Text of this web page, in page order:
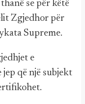
se për këtë
Zgjedhor për
Supreme.
e
që një subjekt